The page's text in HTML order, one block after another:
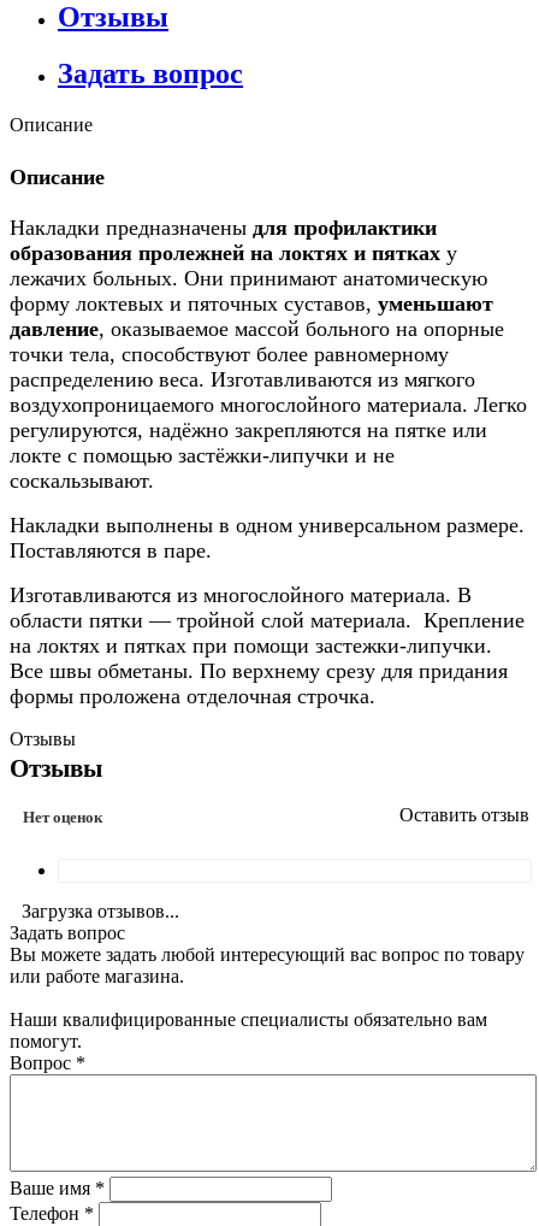
Отзывы
Задать вопрос
Описание
Описание
Накладки предназначены для профилактики
образования пролежней на локтях и пятках у
лежачих больных. Они принимают анатомическую
форму локтевых и пяточных суставов, уменьшают
давление, оказываемое массой больного на опорные
точки тела, способствуют более равномерному
распределению веса. Изготавливаются из мягкого
воздухопроницаемого многослойного материала. Легко
регулируются, надёжно закрепляются на пятке или
локте с помощью застёжки-липучки и не
соскальзывают.
Накладки выполнены в одном универсальном размере.
Поставляются в паре.
Изготавливаются из многослойного материала. В
области пятки — тройной слой материала. Крепление
на локтях и пятках при помощи застежки-липучки.
Все швы обметаны. По верхнему срезу для придания
формы проложена отделочная строчка.
Отзывы
Отзывы
Нет оценок Оставить отзыв
Загрузка отзывов...
Задать вопрос
Вы можете задать любой интересующий вас вопрос по товару
или работе магазина.
Наши квалифицированные специалисты обязательно вам
помогут.
Вопрос *
Ваше имя *
Телефон *